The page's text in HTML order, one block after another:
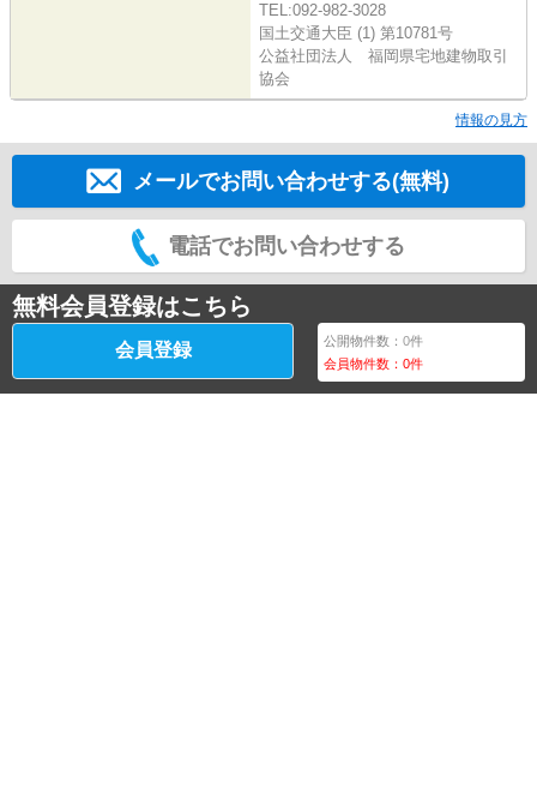
TEL:092-982-3028
国土交通大臣 (1) 第10781号
公益社団法人 福岡県宅地建物取引
協会
情報の見方
メールでお問い合わせする(無料)
電話でお問い合わせする
無料会員登録はこちら
会員登録 公開物件数：0件
会員物件数：0件